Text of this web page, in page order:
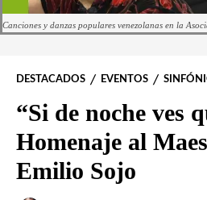
Canciones y danzas populares venezolanas en la
DESTACADOS EVENTOS
“Si de noche ves
Homenaje al
Emilio Sojo